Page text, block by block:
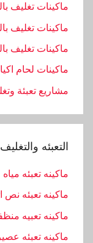
ماكينات تغليف
ماكينات تغليف
ماكينات تغليف
ماكينات لحام
مشاريع تعبئة
التعبئه والتغليف
ماكينه تعبئه
ماكينه تعبئه نص
ماكينه تعبيه
ماكينه تعبئه عصير